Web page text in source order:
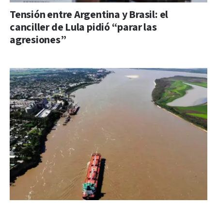
Tensión entre Argentina y Brasil: el
canciller de Lula pidió “parar las
agresiones”